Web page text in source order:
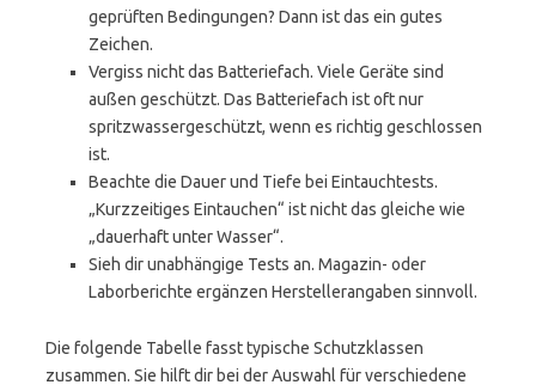
geprüften Bedingungen? Dann ist das ein gutes
Zeichen.
Vergiss nicht das Batteriefach. Viele Geräte sind
außen geschützt. Das Batteriefach ist oft nur
spritzwassergeschützt, wenn es richtig geschlossen
ist.
Beachte die Dauer und Tiefe bei Eintauchtests.
„Kurzzeitiges Eintauchen“ ist nicht das gleiche wie
„dauerhaft unter Wasser“.
Sieh dir unabhängige Tests an. Magazin- oder
Laborberichte ergänzen Herstellerangaben sinnvoll.
Die folgende Tabelle fasst typische Schutzklassen
zusammen. Sie hilft dir bei der Auswahl für verschiedene